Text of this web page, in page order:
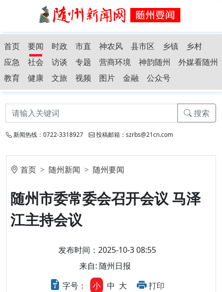
首页 要闻 时政 市直 神农风 县市区 乡镇
乡村
应急
社会 访谈 专题 营商环境 神韵随州
外媒看随州
教育
健康 文旅 视频 图片 金融 公众号
搜索
新闻热线：0722-3318927 投稿邮箱：szrbs@21cn.com
首页 随州新闻 随州要闻
随州市委常委会召开会议 马泽
江主持会议
发布时间：2025-10-3 08:55
来自: 随州日报
字号：
小 中 大 打印